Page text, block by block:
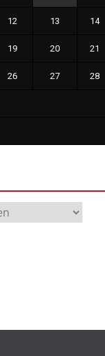
12 13 14
19 20 21
26 27 28